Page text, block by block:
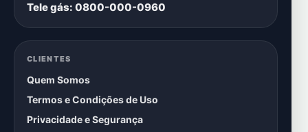
Tele gás: 0800-000-0960
CLIENTES
Quem Somos
Termos e Condições de Uso
Privacidade e Segurança